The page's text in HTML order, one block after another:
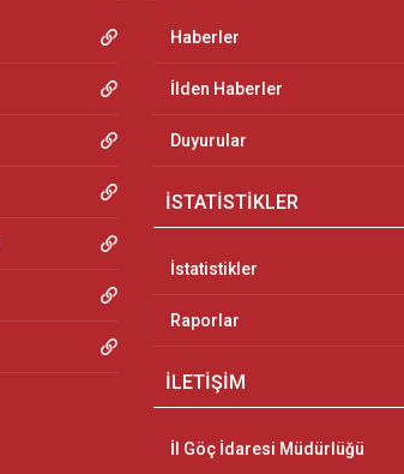
Haberler
İlden Haberler
Duyurular
İSTATİSTİKLER
İstatistikler
Raporlar
İLETİŞİM
İl Göç İdaresi Müdürlüğü